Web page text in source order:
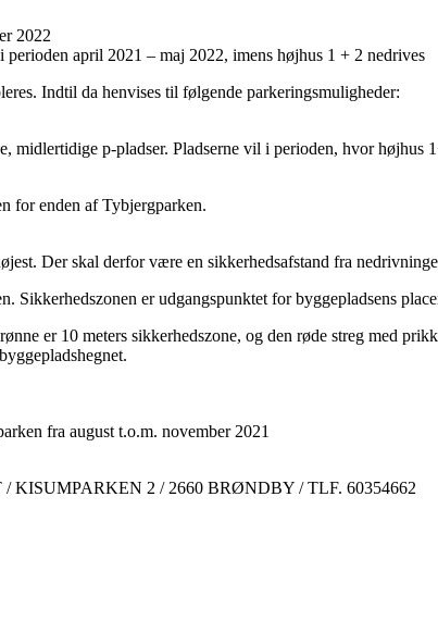
2022
april 2021 – maj 2022, imens højhus 1 + 2 nedrives
Indtil da henvises til følgende parkeringsmuligheder:
p-pladser. Pladserne vil i perioden, hvor
for enden af Tybjergparken.
Der skal derfor være en sikkerhedsafstand fra
Sikkerhedszonen er udgangspunktet for byggepladsens
er 10 meters sikkerhedszone, og den røde streg med
fra august t.o.m. november 2021
2 / 2660 BRØNDBY / TLF. 60354662